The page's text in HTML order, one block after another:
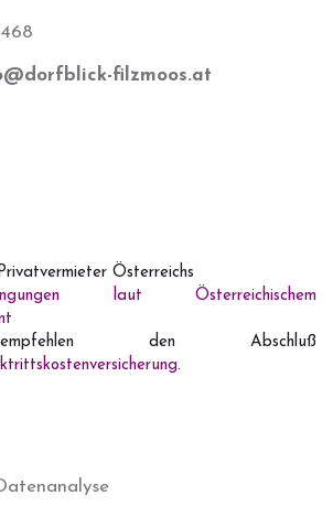
filzmoos.at
Österreichs
laut Österreichischem
den Abschluß
.